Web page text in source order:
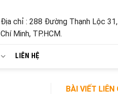
Địa chỉ : 288 Đường Thạnh Lộc
Chí Minh, TP.HCM.
LIÊN HỆ
BÀI VIẾT LIÊN